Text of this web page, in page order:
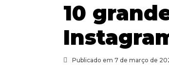
10
Publicado em 7 de março de